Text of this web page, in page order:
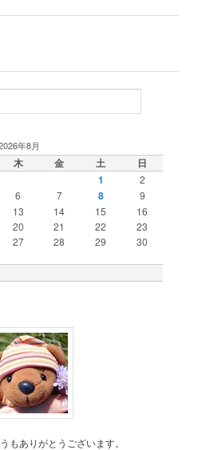
年8月
木 金 土 日
1
2
6 7 8
9
13 14 15
16
20 21 22
23
27 28 29
30
もありがとうございます。